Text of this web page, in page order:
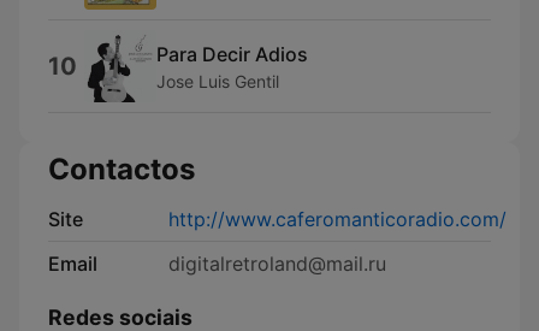
10 Para Decir Adios
Jose Luis Gentil
Contactos
Site
http://www.caferomanticoradio.com/
Email
digitalretroland@mail.ru
Redes sociais